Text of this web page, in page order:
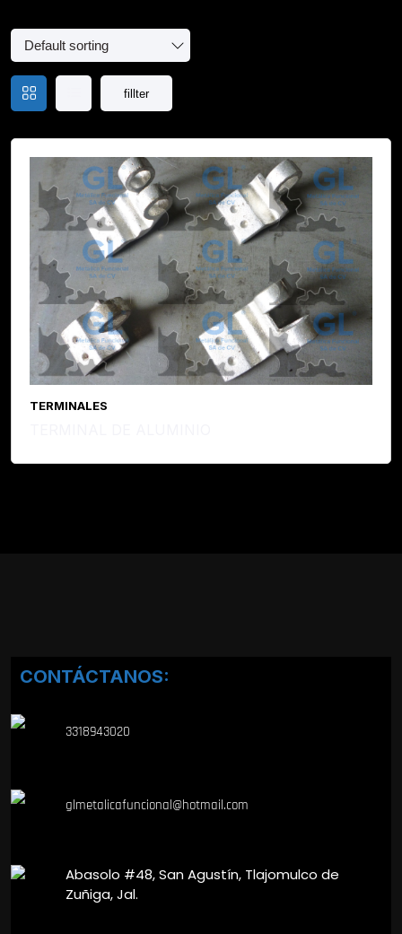
fillter
TERMINALES
Leer Más...
CONTÁCTANOS:
3318943020
glmetalicafuncional@hotmail.com
Abasolo #48, San Agustín, Tlajomulco de
Zuñiga, Jal.